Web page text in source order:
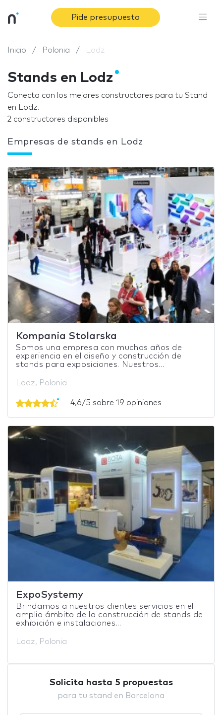
Pide presupuesto
Inicio Polonia Lodz
Stands en Lodz
Conecta con los mejores constructores para tu Stand
en Lodz.
2 constructores disponibles
Empresas de stands en Lodz
Kompania Stolarska
Somos una empresa con muchos años de
experiencia en el diseño y construcción de
stands para exposiciones. Nuestros...
Lodz, Polonia
4,6/5 sobre 19 opiniones
ExpoSystemy
Brindamos a nuestros clientes servicios en el
amplio ámbito de la construcción de stands de
exhibición e instalaciones...
Lodz, Polonia
Solicita hasta 5 propuestas
para tu stand en Barcelona